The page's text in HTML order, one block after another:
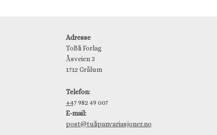
Adresse
ToBli Forlag
Åsveien 3
1712 Grålum
Telefon:
+47 982 49 007
E-mail:
post@tulipanvariasjoner.no